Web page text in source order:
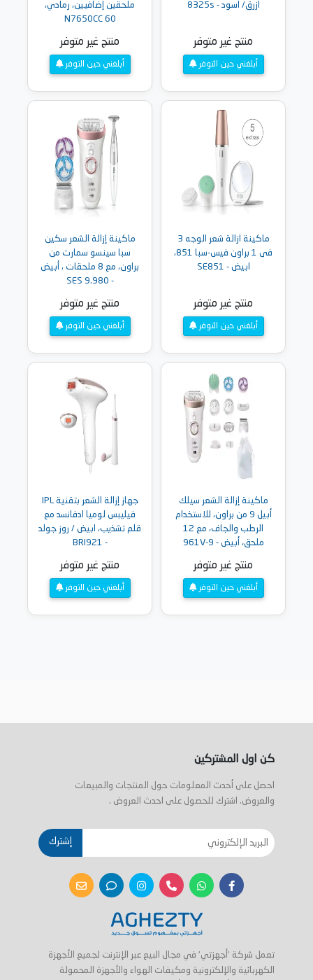
ازرق/ اسود - 8325s
منتج غير متوفر
أبلغني حين التوفر
ملحقين إضافيين، رمادي،
60 N7650CC
منتج غير متوفر
أبلغني حين التوفر
ماكينة ازالة شعر الوجه 3
فى 1 براون فيس-سبا 851،
ابيض - SE851
منتج غير متوفر
أبلغني حين التوفر
ماكينة إزالة الشعر سكين
سبا سينسو سمارت من
براون، مع 8 ملحقات ، أبيض
- SES 9.980
منتج غير متوفر
أبلغني حين التوفر
ماكينة إزالة الشعر سيلك
أبيل 9 من براون، للاستخدام
الرطب والجاف، مع 12
ملحق، أبيض - 9-961V
منتج غير متوفر
أبلغني حين التوفر
جهاز إزالة الشعر بتقنية IPL
فيليبس لوميا ادفانسد مع
قلم تشذيب، ابيض / روز جولد
- BRI921
منتج غير متوفر
أبلغني حين التوفر
كن اول المشتركين
احصل على أحدث المعلومات حول المنتجات والمبيعات
والعروض. اشترك للحصول على احدث العروض .
إشترك
تعمل شركة 'أجهزتي' في مجال البيع عبر الإنترنت لجميع الأجهزة
الكهربائية والإلكترونية ومكيفات الهواء والأجهزة المحمولة